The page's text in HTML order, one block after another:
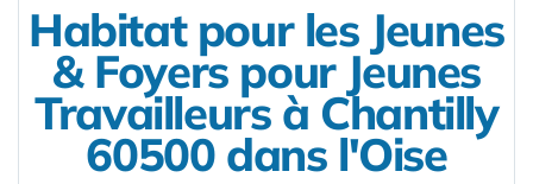
Habitat pour les Jeunes
& Foyers pour Jeunes
Travailleurs à Chantilly
60500 dans l'Oise